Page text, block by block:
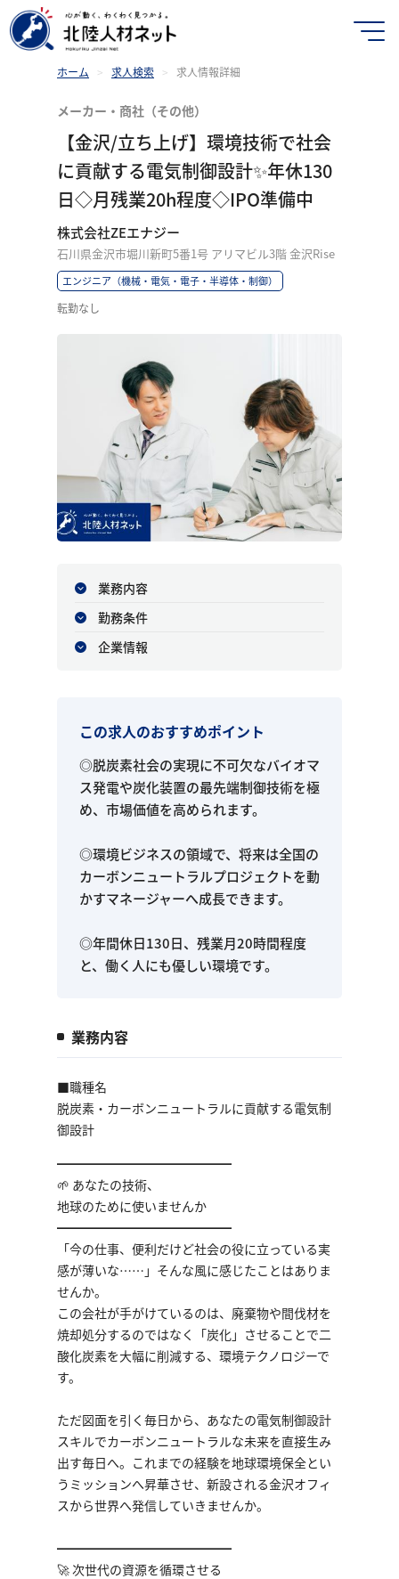
ホーム > 求人検索 > 求人情報詳細
メーカー・商社（その他）
【金沢/立ち上げ】環境技術で社会
に貢献する電気制御設計✨年休130
日◇月残業20h程度◇IPO準備中
株式会社ZEエナジー
石川県金沢市堀川新町5番1号 アリマビル3階 金沢Rise
エンジニア（機械・電気・電子・半導体・制御）
転勤なし
業務内容
勤務条件
企業情報
この求人のおすすめポイント
◎脱炭素社会の実現に不可欠なバイオマ
ス発電や炭化装置の最先端制御技術を極
め、市場価値を高められます。
◎環境ビジネスの領域で、将来は全国の
カーボンニュートラルプロジェクトを動
かすマネージャーへ成長できます。
◎年間休日130日、残業月20時間程度
と、働く人にも優しい環境です。
業務内容
■職種名
脱炭素・カーボンニュートラルに貢献する電気制
御設計
━━━━━━━━━━━━━━
🌱 あなたの技術、
地球のために使いませんか
━━━━━━━━━━━━━━
「今の仕事、便利だけど社会の役に立っている実
感が薄いな……」そんな風に感じたことはありま
せんか。
この会社が手がけているのは、廃棄物や間伐材を
焼却処分するのではなく「炭化」させることで二
酸化炭素を大幅に削減する、環境テクノロジーで
す。
ただ図面を引く毎日から、あなたの電気制御設計
スキルでカーボンニュートラルな未来を直接生み
出す毎日へ。これまでの経験を地球環境保全とい
うミッションへ昇華させ、新設される金沢オフィ
スから世界へ発信していきませんか。
━━━━━━━━━━━━━━
🚀 次世代の資源を循環させる